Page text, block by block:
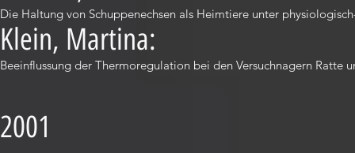
Die Haltung von Schuppenechsen als Heimtiere unter
Klein, Martina:
Beeinflussung der Thermoregulation bei den Versuchnagern Ratte
2001